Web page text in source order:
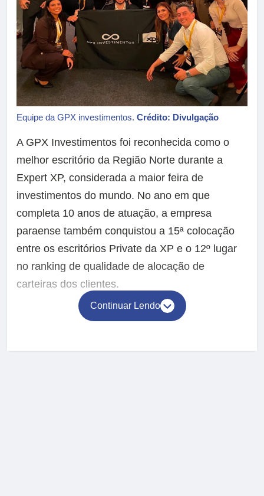
Equipe da GPX investimentos. Crédito: Divulgação
A GPX Investimentos foi reconhecida como o
melhor escritório da Região Norte durante a
Expert XP, considerada a maior feira de
investimentos do mundo. No ano em que
completa 10 anos de atuação, a empresa
paraense também conquistou a 15ª colocação
entre os escritórios Private da XP e o 12º lugar
no ranking de qualidade de alocação de
carteiras dos clientes.
Continuar Lendo